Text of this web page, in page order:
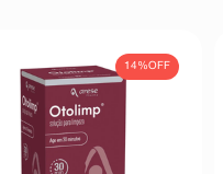
14%OFF